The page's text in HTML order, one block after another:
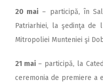
20 mai – participă, în
Patriarhiei, la şedinţa de
Mitropoliei Munteniei şi
21 mai – participă, la
ceremonia de premiere a